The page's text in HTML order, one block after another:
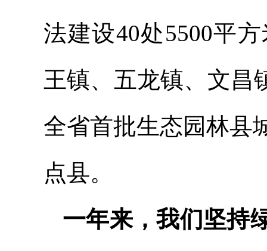
法建设40处5500平
王镇、五龙镇、文昌
全省首批生态园林县
点县。
一年来，我们坚持